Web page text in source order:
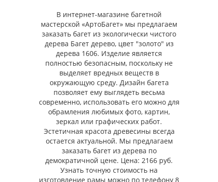
В интернет-магазине багетной
мастерской «АртоБагет» мы предлагаем
заказать багет из экологически чистого
дерева Багет дерево, цвет "золото" из
дерева 1606. Изделие является
полностью безопасным, поскольку не
выделяет вредных веществ в
окружающую среду. Дизайн багета
позволяет ему выглядеть весьма
современно, использовать его можно для
обрамления любимых фото, картин,
зеркал или графических работ.
Эстетичная красота древесины всегда
остается актуальной. Мы предлагаем
заказать багет из дерева по
демократичной цене. Цена: 2166 руб.
Узнать точную стоимость на
изготовление рамы можно по телефону 8